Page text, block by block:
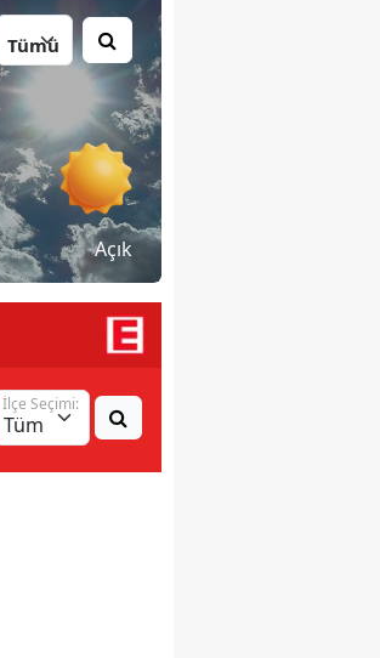
Açık
İlçe Seçimi: